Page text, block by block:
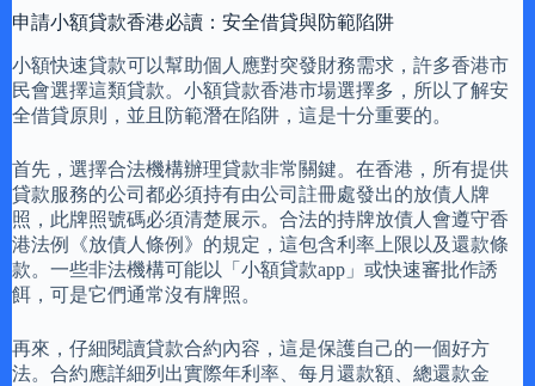
申請小額貸款香港必讀：安全借貸與防範陷阱
小額快速貸款可以幫助個人應對突發財務需求，許多香港市
民會選擇這類貸款。小額貸款香港市場選擇多，所以了解安
全借貸原則，並且防範潛在陷阱，這是十分重要的。
首先，選擇合法機構辦理貸款非常關鍵。在香港，所有提供
貸款服務的公司都必須持有由公司註冊處發出的放債人牌
照，此牌照號碼必須清楚展示。合法的持牌放債人會遵守香
港法例《放債人條例》的規定，這包含利率上限以及還款條
款。一些非法機構可能以「小額貸款app」或快速審批作誘
餌，可是它們通常沒有牌照。
再來，仔細閱讀貸款合約內容，這是保護自己的一個好方
法。合約應詳細列出實際年利率、每月還款額、總還款金